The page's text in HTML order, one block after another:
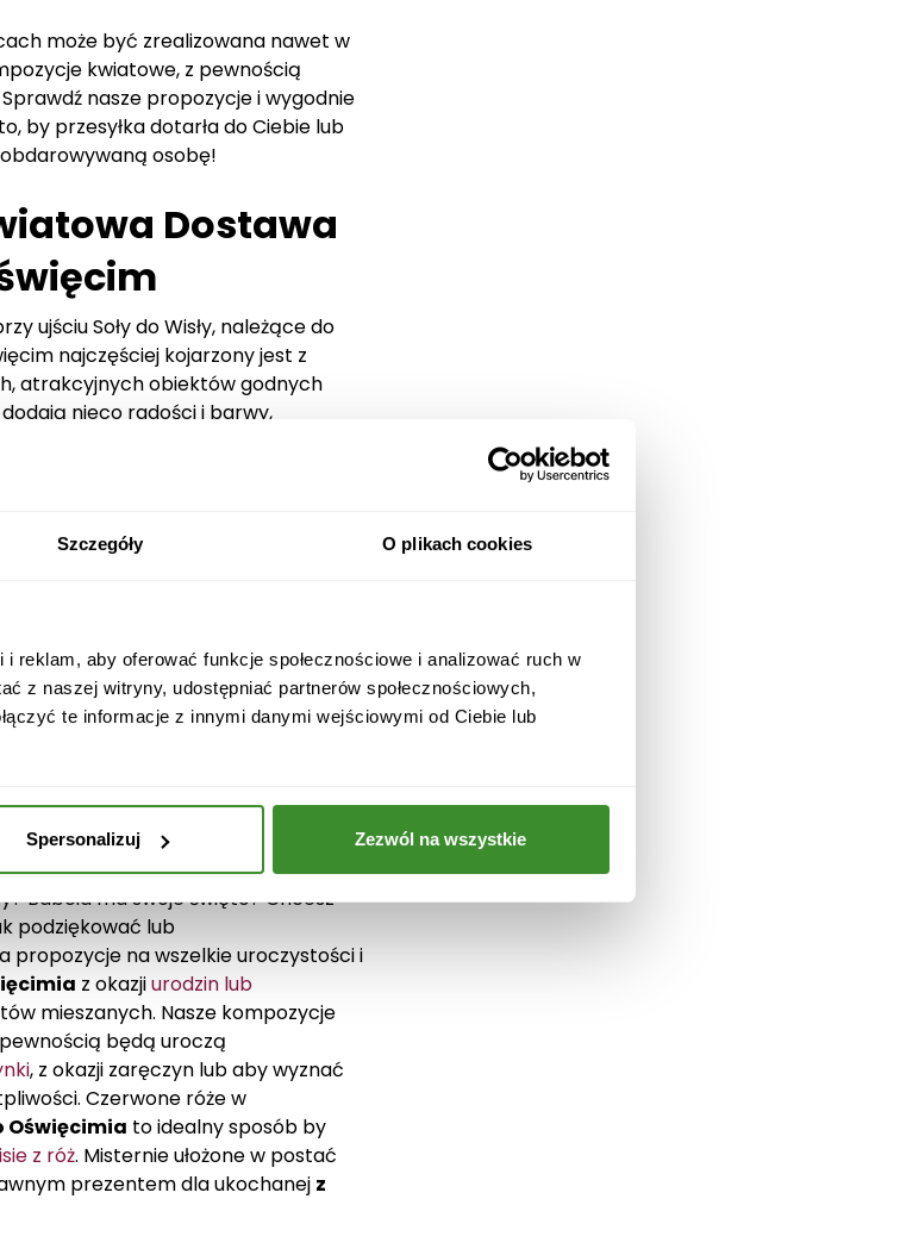
Szczegóły O plikach cookies
aby oferować funkcje społecznościowe i analizować ruch w
z naszej witryny, udostępniać partnerów społecznościowych,
te informacje z innymi danymi wejściowymi od Ciebie lub
Spersonalizuj Zezwól na wszystkie
może być zrealizowana nawet w
kwiatowe, z pewnością
nasze propozycje i wygodnie
by przesyłka dotarła do Ciebie lub
osobę!
Dostawa
ujściu Soły do Wisły, należące do
najczęściej kojarzony jest z
atrakcyjnych obiektów godnych
dodają nieco radości i barwy,
wieczną wieżą obronną. Pod
podczas zaboru austriackiego,
zabytkiem sakralnym jest
funkcję kapitularza. Będąc w
z największych fresków w
że w 1904 roku powstało tu
w
kwiaciarnia internetowa–
pięknych bukietów,
uroczych kwiatów na wszelkie
Babcia ma swoje święto? Chcesz
podziękować lub
propozycje na wszelkie uroczystości i
z okazjiurodzin lub
mieszanych. Nasze kompozycje
będą uroczą
, z okazji zaręczyn lub aby wyznać
Czerwone róże w
Oświęcimia to idealny sposób by
z róż. Misternie ułożone w postać
prezentem dla ukochanej z